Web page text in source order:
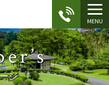
MENU
ジ